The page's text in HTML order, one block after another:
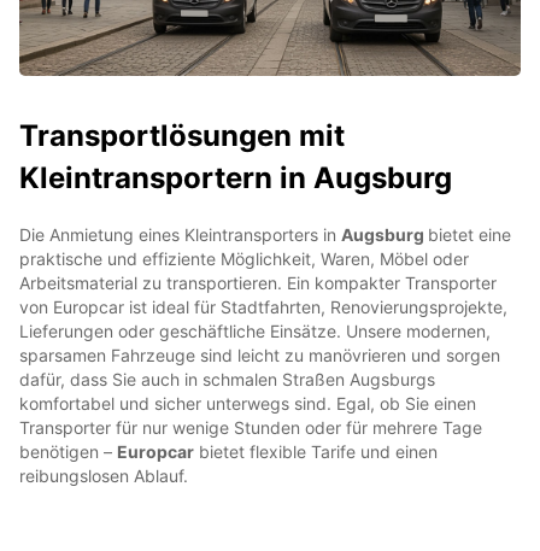
Transportlösungen mit
Kleintransportern in Augsburg
Die Anmietung eines Kleintransporters in Augsburg bietet eine
praktische und effiziente Möglichkeit, Waren, Möbel oder
Arbeitsmaterial zu transportieren. Ein kompakter Transporter
von Europcar ist ideal für Stadtfahrten, Renovierungsprojekte,
Lieferungen oder geschäftliche Einsätze. Unsere modernen,
sparsamen Fahrzeuge sind leicht zu manövrieren und sorgen
dafür, dass Sie auch in schmalen Straßen Augsburgs
komfortabel und sicher unterwegs sind. Egal, ob Sie einen
Transporter für nur wenige Stunden oder für mehrere Tage
benötigen – Europcar bietet flexible Tarife und einen
reibungslosen Ablauf.